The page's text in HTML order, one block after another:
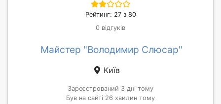
Рейтинг: 27 з 80
0 відгуків
Майстер "Володимир Слюсар"
Київ
Зареєстрований 3 дні тому
Був на сайті 26 хвилин тому